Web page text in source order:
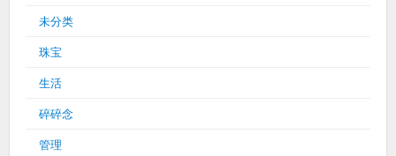
未分类
珠宝
生活
碎碎念
管理